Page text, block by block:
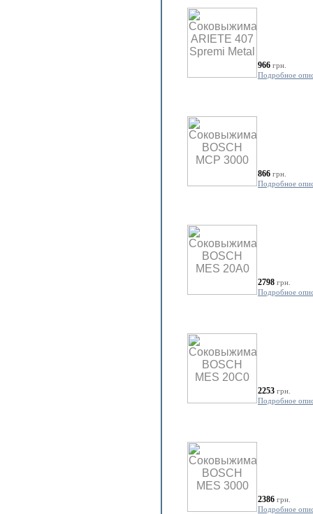
966 грн.
Подробное
866 грн.
Подробное
2798 грн.
Подробное
2253 грн.
Подробное
2386 грн.
Подробное